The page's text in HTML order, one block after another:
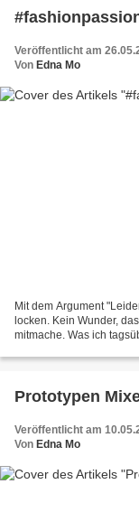
Veröffentlicht am
Von Edna Mo
Mit dem Argument
locken. Kein Wunder,
mitmache. Was ich
Prototypen
Veröffentlicht am
Von Edna Mo